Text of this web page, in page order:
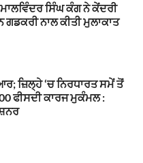
ਸਿੰਘ ਕੰਗ ਨੇ ਕੇਂਦਰੀ
ਗਡਕਰੀ ਨਾਲ ਕੀਤੀ ਮੁਲਾਕਾਤ
ਜ਼ਿਲ੍ਹੇ ‘ਚ ਨਿਰਧਾਰਤ ਸਮੇਂ ਤੋਂ
ਫੀਸਦੀ ਕਾਰਜ ਮੁਕੰਮਲ :